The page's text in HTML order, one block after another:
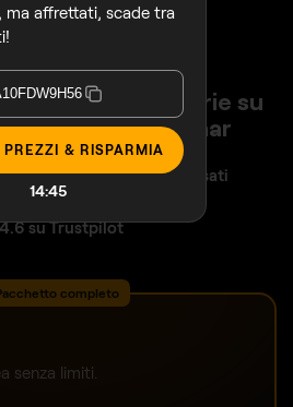
foto straordinarie su
con Luminar
soddisfatti o rimborsati
via chat 24/7
4.6 su Trustpilot
completo
senza limiti.
ma affrettati, scade tra
PREZZI & RISPARMIA
14:42